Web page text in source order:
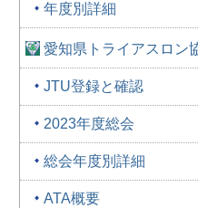
年度別詳細
愛知県トライアスロン
JTU登録と確認
2023年度総会
総会年度別詳細
ATA概要